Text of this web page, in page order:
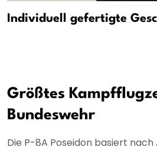
Individuell gefertigte
Größtes
Bundeswehr
Die P-8A Poseidon basiert